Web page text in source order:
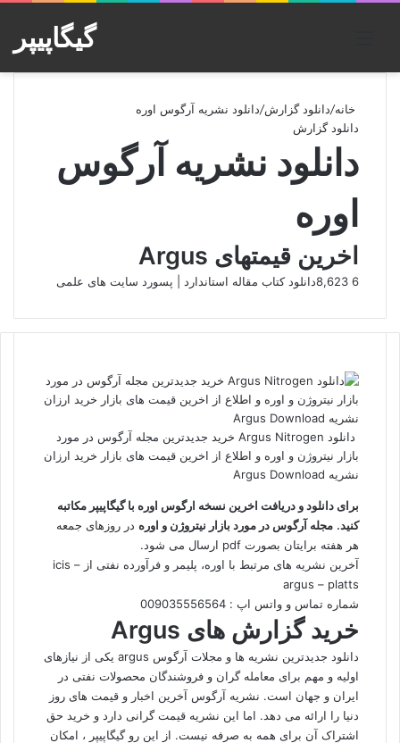
گیگاپیپر
خانه/دانلود گزارش/دانلود نشریه آرگوس اوره
دانلود گزارش
دانلود نشریه آرگوس
اوره
اخرین قیمتهای Argus
دانلود کتاب مقاله استاندارد | پسورد سایت های علمی 6
دانلود Argus Nitrogen خرید جدیدترین مجله آرگوس در مورد
بازار نیتروژن و اوره و اطلاع از اخرین قیمت های بازار خرید ارزان
نشریه Argus Download
برای دانلود و دریافت اخرین نسخه ارگوس اوره با گیگاپیپر مکاتبه
کنید. مجله آرگوس در مورد بازار نیتروژن و اوره در روزهای جمعه
هر هفته برایتان بصورت pdf ارسال می شود.
آخرین نشریه های مرتبط با اوره، پلیمر و فرآورده نفتی از icis –
argus – platts
شماره تماس و واتس اپ : 009035556564
خرید گزارش های Argus
دانلود جدیدترین نشریه ها و مجلات آرگوس argus یکی از نیازهای
اولیه و مهم برای معامله گران و فروشندگان محصولات نفتی در
ایران و جهان است. نشریه آرگوس آخرین اخبار و قیمت های روز
دنیا را ارائه می دهد. اما این نشریه قیمت گرانی دارد و خرید حق
اشتراک آن برای همه به صرفه نیست. از این رو گیگاپیپر ، امکان